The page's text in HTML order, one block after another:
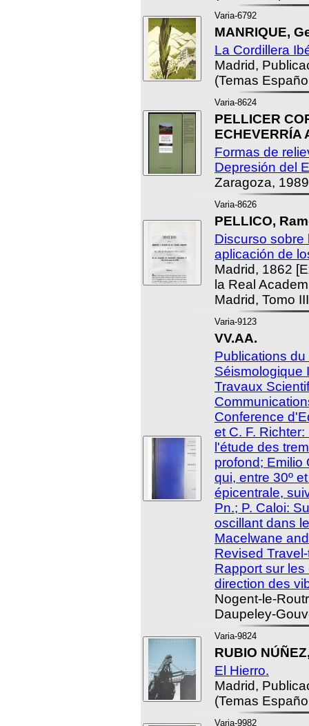
Varia-6792
MANRIQUE,
La Cordillera
Madrid,
(Temas
Varia-8624
PELLICER
ECHEVERRÍA
Formas de
Depresión del
Zaragoza,
Varia-8626
PELLICO,
Discurso sobre
aplicación de
Madrid, 1862
la Real
Madrid, Tomo
Varia-9123
VV.AA.
Publications
Séismologique
Travaux
Conference
et C. F.
l'étude des
profond; Emilio
qui, entre 30º
épicentrale,
Pn.; P. Caloi:
oscillant dans
Macelwane
Revised
Rapport sur
direction des
Nogent-le-
Daupeley-
Varia-9824
RUBIO
El Hierro.
Madrid,
(Temas
Varia-9982